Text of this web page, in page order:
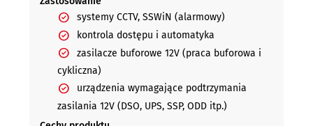
systemy CCTV, SSWiN (alarmowy)
kontrola dostępu i automatyka
zasilacze buforowe 12V (praca buforowa i
cykliczna)
urządzenia wymagające podtrzymania
zasilania 12V (DSO, UPS, SSP, ODD itp.)